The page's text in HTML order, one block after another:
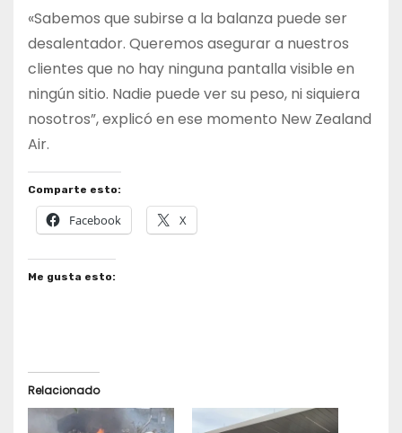
«Sabemos que subirse a la balanza puede ser
desalentador. Queremos asegurar a nuestros
clientes que no hay ninguna pantalla visible en
ningún sitio. Nadie puede ver su peso, ni siquiera
nosotros”, explicó en ese momento New Zealand
Air.
Comparte esto:
Facebook X
Me gusta esto:
Relacionado